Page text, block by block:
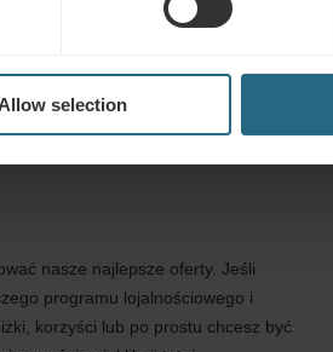
selection
nasze najlepsze oferty. Jeśli
programu lojalnościowego i
korzyści lub po prostu chcesz być